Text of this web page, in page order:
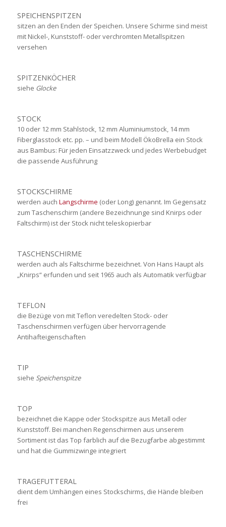
SPEICHENSPITZEN
sitzen an den Enden der Speichen. Unsere Schirme sind meist
mit Nickel-, Kunststoff- oder verchromten Metallspitzen
versehen
SPITZENKÖCHER
siehe Glocke
STOCK
10 oder 12 mm Stahlstock, 12 mm Aluminiumstock, 14 mm
Fiberglasstock etc. pp. – und beim Modell ÖkoBrella ein Stock
aus Bambus: Für jeden Einsatzzweck und jedes Werbebudget
die passende Ausführung
STOCKSCHIRME
werden auch Langschirme (oder Long) genannt. Im Gegensatz
zum Taschenschirm (andere Bezeichnunge sind Knirps oder
Faltschirm) ist der Stock nicht teleskopierbar
TASCHENSCHIRME
werden auch als Faltschirme bezeichnet. Von Hans Haupt als
„Knirps“ erfunden und seit 1965 auch als Automatik verfügbar
TEFLON
die Bezüge von mit Teflon veredelten Stock- oder
Taschenschirmen verfügen über hervorragende
Antihafteigenschaften
TIP
siehe Speichenspitze
TOP
bezeichnet die Kappe oder Stockspitze aus Metall oder
Kunststoff. Bei manchen Regenschirmen aus unserem
Sortiment ist das Top farblich auf die Bezugfarbe abgestimmt
und hat die Gummizwinge integriert
TRAGEFUTTERAL
dient dem Umhängen eines Stockschirms, die Hände bleiben
frei